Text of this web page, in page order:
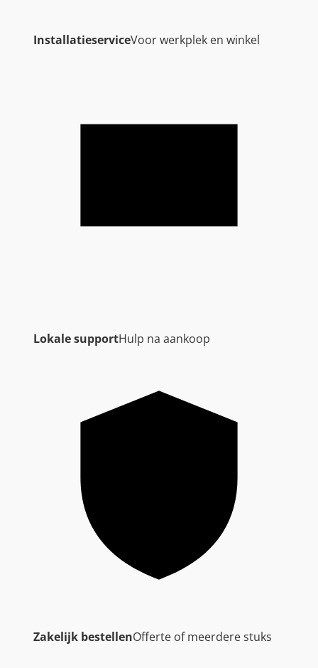
InstallatieserviceVoor werkplek en winkel
Lokale supportHulp na aankoop
Zakelijk bestellenOfferte of meerdere stuks